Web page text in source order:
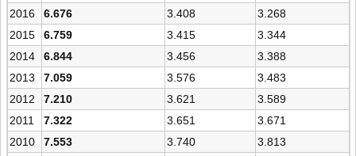
2016
6.676 3.408
3.268
2015
6.759 3.415
3.344
2014
6.844 3.456
3.388
2013
7.059 3.576
3.483
2012
7.210 3.621
3.589
2011
7.322 3.651
3.671
2010
7.553 3.740
3.813